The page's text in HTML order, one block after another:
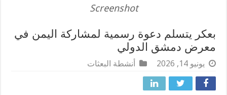
Screenshot
بعكر يتسلم دعوة رسمية لمشاركة اليمن في
معرض دمشق الدولي
يونيو 14, 2026 أنشطة البعثات